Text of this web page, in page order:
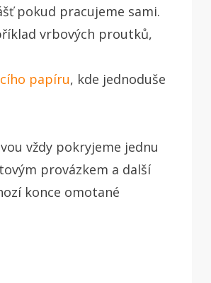
pokud pracujeme sami.
vrbových proutků,
papíru, kde jednoduše
vždy pokryjeme jednu
provázkem a další
konce omotané